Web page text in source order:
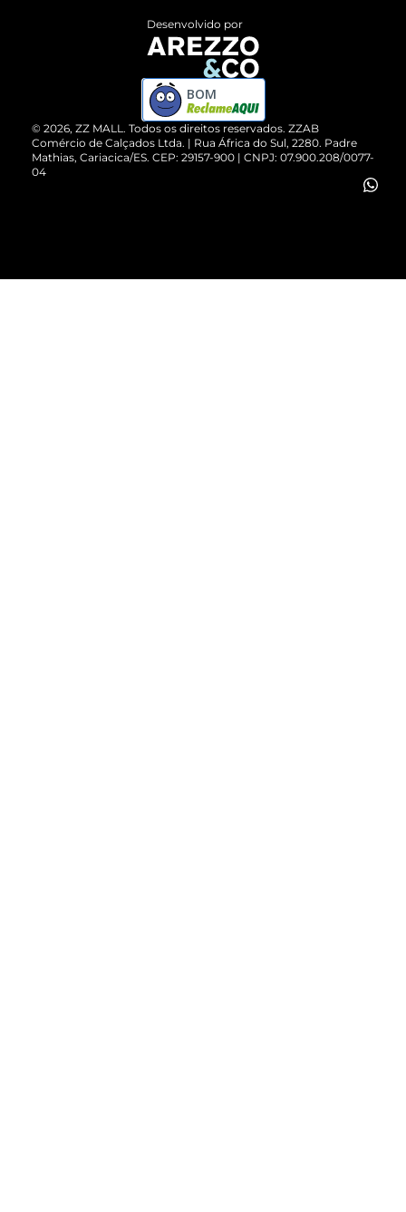
ZZ MALL é confiável
Cartão Presente
Vendas Corporativas
Devolução do Produto
Compre pelo WhatsApp
© 2026, ZZ MALL. Todos os direitos reservados. ZZAB
Comércio de Calçados Ltda. | Rua África do Sul, 2280. Padre
Mathias, Cariacica/ES. CEP: 29157-900 | CNPJ: 07.900.208/0077-
04
Desenvolvido por
BOM